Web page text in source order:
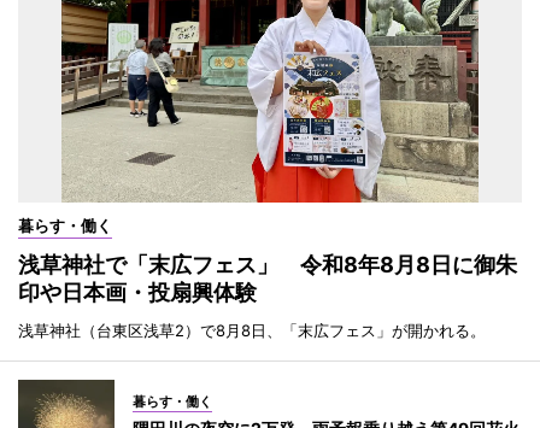
暮らす・働く
浅草神社で「末広フェス」 令和8年8月8日に御朱
印や日本画・投扇興体験
浅草神社（台東区浅草2）で8月8日、「末広フェス」が開かれる。
暮らす・働く